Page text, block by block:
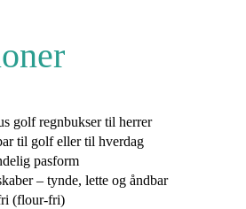
golf regnbukser til herrer
til golf eller til hverdag
pasform
– tynde, lette og åndbar
(flour-fri)